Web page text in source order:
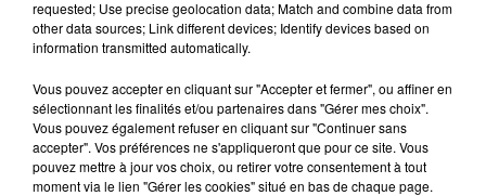
100%
On se fait du bien SUR 100% radio avec Cécile
26 juin 2024 - 2 min 48 sec
ON SE FAIT DU BIEN SUR 100%, ÉMISSION DU
26/06/2024
requested; Use precise geolocation data; Match and combine data from
other data sources; Link different devices; Identify devices based on
information transmitted automatically.
Vous pouvez accepter en cliquant sur "Accepter et fermer", ou affiner en
sélectionnant les finalités et/ou partenaires dans "Gérer mes choix".
Vous pouvez également refuser en cliquant sur "Continuer sans
accepter". Vos préférences ne s'appliqueront que pour ce site. Vous
pouvez mettre à jour vos choix, ou retirer votre consentement à tout
moment via le lien "Gérer les cookies" situé en bas de chaque page.